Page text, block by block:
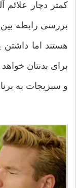
کمتر دچار
بررسی رابطه بین
هستند اما
برای بدنتان
و سبزیجات به